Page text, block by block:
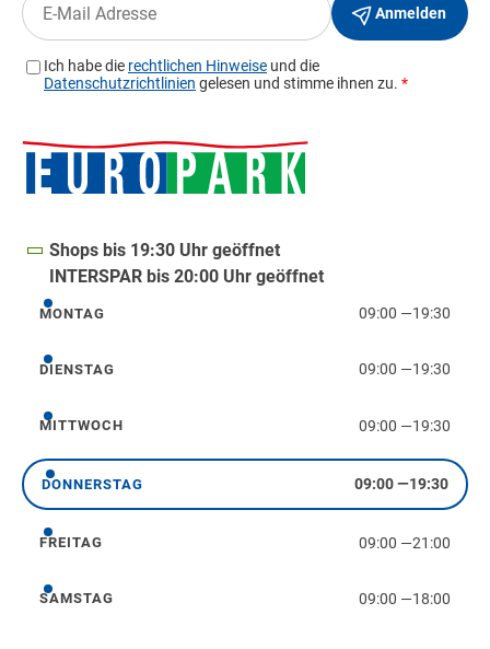
Shops bis 19:30 Uhr geöffnet
INTERSPAR bis 20:00 Uhr geöffnet
Montag
MONTAG 09:00 —19:30
Dienstag
DIENSTAG 09:00 —19:30
Mittwoch
MITTWOCH 09:00 —19:30
Donnerstag
DONNERSTAG 09:00—19:30
Freitag
FREITAG 09:00 —21:00
Samstag
SAMSTAG 09:00 —18:00